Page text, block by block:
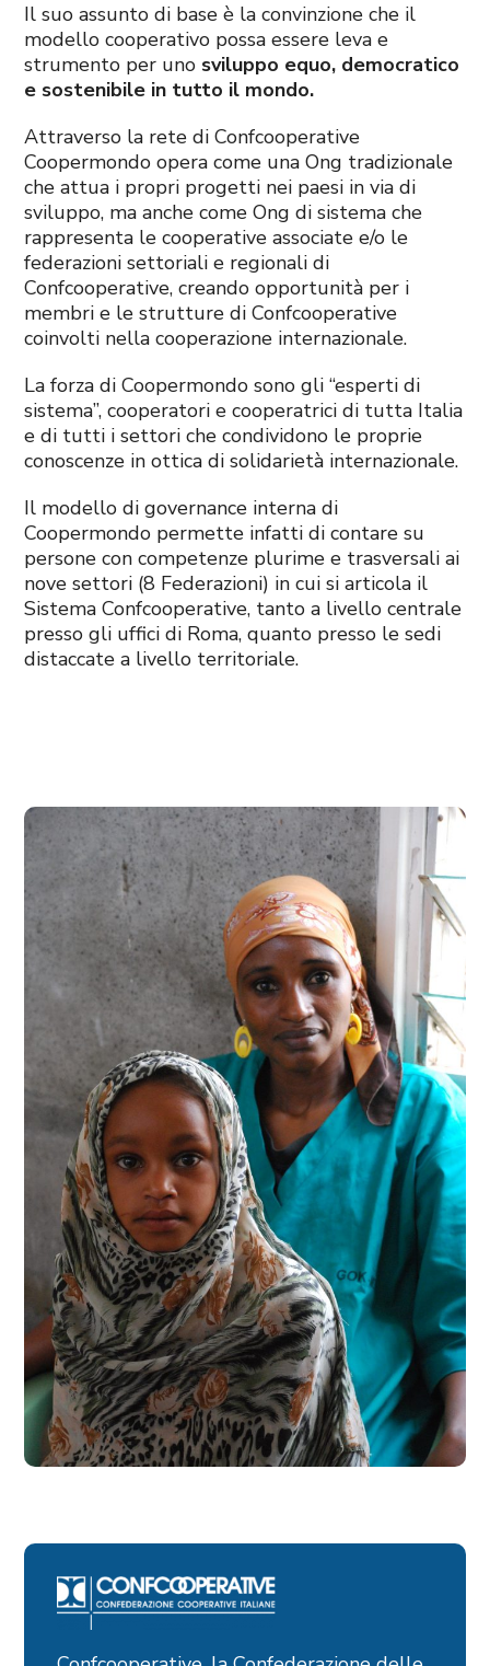
Il suo assunto di base è la convinzione che il
modello cooperativo possa essere leva e
strumento per uno sviluppo equo, democratico
e sostenibile in tutto il mondo.
Attraverso la rete di Confcooperative
Coopermondo opera come una Ong tradizionale
che attua i propri progetti nei paesi in via di
sviluppo, ma anche come Ong di sistema che
rappresenta le cooperative associate e/o le
federazioni settoriali e regionali di
Confcooperative, creando opportunità per i
membri e le strutture di Confcooperative
coinvolti nella cooperazione internazionale.
La forza di Coopermondo sono gli “esperti di
sistema”, cooperatori e cooperatrici di tutta Italia
e di tutti i settori che condividono le proprie
conoscenze in ottica di solidarietà internazionale.
Il modello di governance interna di
Coopermondo permette infatti di contare su
persone con competenze plurime e trasversali ai
nove settori (8 Federazioni) in cui si articola il
Sistema Confcooperative, tanto a livello centrale
presso gli uffici di Roma, quanto presso le sedi
distaccate a livello territoriale.